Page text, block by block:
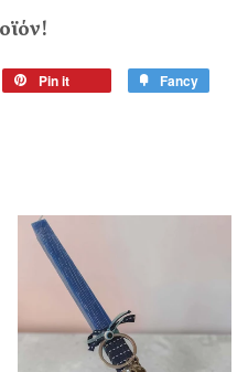
Pin it Fancy